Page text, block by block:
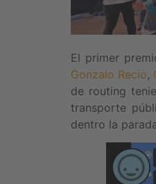
El primer
Gonzalo Recio,
de routing
transporte
dentro la